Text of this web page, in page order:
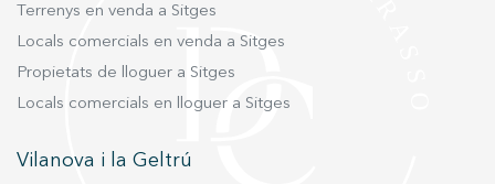
Terrenys en venda a Sitges
Locals comercials en venda a Sitges
Propietats de lloguer a Sitges
Locals comercials en lloguer a Sitges
Vilanova i la Geltrú